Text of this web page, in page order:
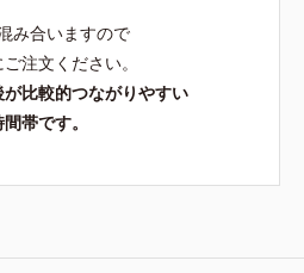
み合いますので
注文ください。
比較的つながりやすい
帯です。